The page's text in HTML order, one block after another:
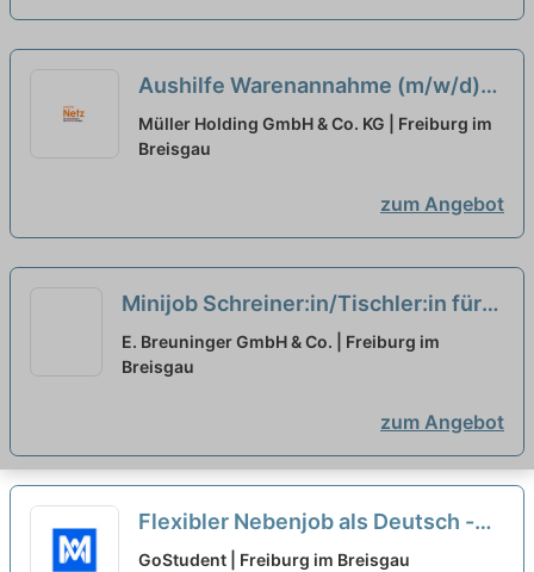
Aushilfe Warenannahme (m/w/d)
Minijob neu
Müller Holding GmbH & Co. KG | Freiburg im
Breisgau
zum Angebot
Minijob Schreiner:in/Tischler:in für
den Laden- und Innenausbau neu
E. Breuninger GmbH & Co. | Freiburg im
Breisgau
zum Angebot
Flexibler Nebenjob als Deutsch -
Nachhilfelehrer*in (w/m/d)
GoStudent | Freiburg im Breisgau